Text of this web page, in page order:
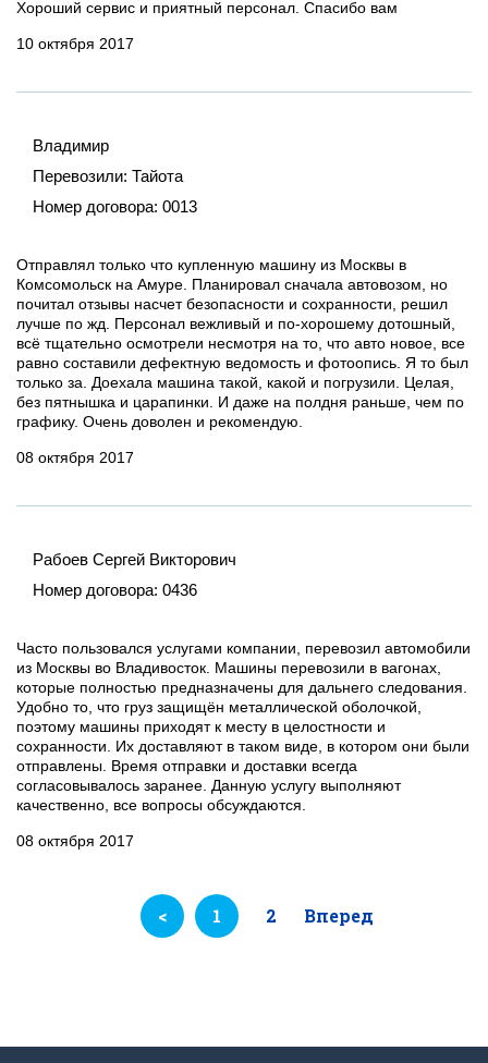
Хороший сервис и приятный персонал. Спасибо вам
10 октября 2017
Владимир
Перевозили: Тайота
Номер договора: 0013
Отправлял только что купленную машину из Москвы в
Комсомольск на Амуре. Планировал сначала автовозом, но
почитал отзывы насчет безопасности и сохранности, решил
лучше по жд. Персонал вежливый и по-хорошему дотошный,
всё тщательно осмотрели несмотря на то, что авто новое, все
равно составили дефектную ведомость и фотоопись. Я то был
только за. Доехала машина такой, какой и погрузили. Целая,
без пятнышка и царапинки. И даже на полдня раньше, чем по
графику. Очень доволен и рекомендую.
08 октября 2017
Рабоев Сергей Викторович
Номер договора: 0436
Часто пользовался услугами компании, перевозил автомобили
из Москвы во Владивосток. Машины перевозили в вагонах,
которые полностью предназначены для дальнего следования.
Удобно то, что груз защищён металлической оболочкой,
поэтому машины приходят к месту в целостности и
сохранности. Их доставляют в таком виде, в котором они были
отправлены. Время отправки и доставки всегда
согласовывалось заранее. Данную услугу выполняют
качественно, все вопросы обсуждаются.
08 октября 2017
< 1 2 Вперед